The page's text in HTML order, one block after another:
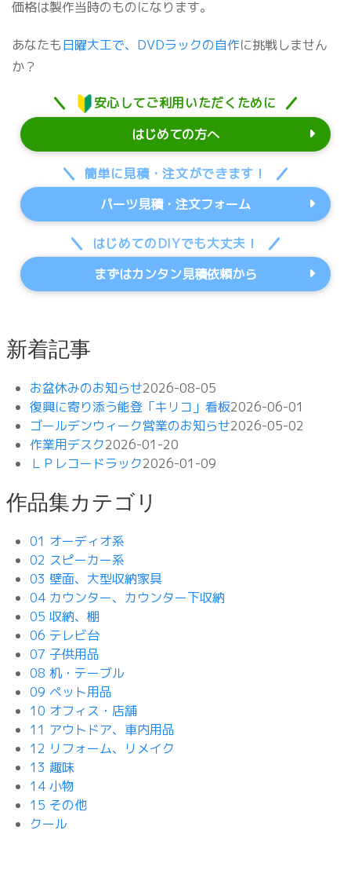
価格は製作当時のものになります。
あなたも日曜大工で、DVDラックの自作に挑戦しません
か？
安心してご利用いただくために
はじめての方へ
簡単に見積・注文ができます！
パーツ見積・注文フォーム
はじめてのDIYでも大丈夫！
まずはカンタン見積依頼から
新着記事
お盆休みのお知らせ2026-08-05
復興に寄り添う能登「キリコ」看板2026-06-01
ゴールデンウィーク営業のお知らせ2026-05-02
作業用デスク2026-01-20
ＬＰレコードラック2026-01-09
作品集カテゴリ
01 オーディオ系
02 スピーカー系
03 壁面、大型収納家具
04 カウンター、カウンター下収納
05 収納、棚
06 テレビ台
07 子供用品
08 机・テーブル
09 ペット用品
10 オフィス・店舗
11 アウトドア、車内用品
12 リフォーム、リメイク
13 趣味
14 小物
15 その他
クール